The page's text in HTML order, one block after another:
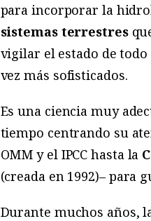
para incorporar la
sistemas terrestres
vigilar el estado de
vez más sofisticados.
Es una ciencia muy
tiempo centrando su
OMM y el IPCC hasta la
(creada en 1992)– para
Durante muchos años,